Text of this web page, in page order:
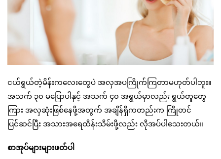
ငယ်ရွယ်တဲ့မိန်းကလေးတွေပဲ အလှအပကြိုက်ကြတာမဟုတ်ပါဘူး။
အသက် ၃၀ မပြောပါနှင့် အသက် ၄၀ အရွယ်မှာလည်း ရွယ်တူတွေ
ကြား အလှဆုံးဖြစ်နေဖို့အတွက် အချိန်ရှိကတည်းက ကြိုတင်
ပြင်ဆင်ပြီး အသားအရေထိန်းသိမ်းဖို့လည်း လိုအပ်ပါသေးတယ်။
စာအုပ်များများဖတ်ပါ